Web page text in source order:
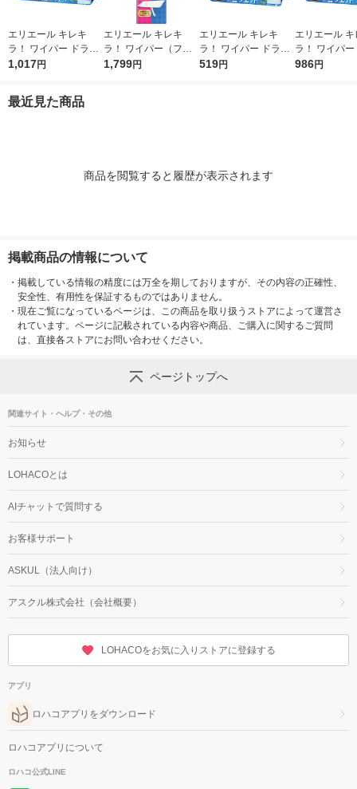
エリエール キレキ
ラ！ ワイパー ドライ
×ウエットシート 1パ
1,017円
エリエール キレキ
ラ！ ワイパー（フロ
ーリングワイパー）
1,799円
エリエール キレキ
ラ！ ワイパー ドライ
×ウエットシート 1パ
519円
エリエール キ
ラ！ ワイパ
×ウエットシ
986円
最近見た商品
商品を閲覧すると履歴が表示されます
掲載商品の情報について
・ 掲載している情報の精度には万全を期しておりますが、その内容の正確性、
安全性、有用性を保証するものではありません。
・ 現在ご覧になっているページは、この商品を取り扱うストアによって運営さ
れています。ページに記載されている内容や商品、ご購入に関するご質問
は、直接各ストアにお問い合わせください。
ページトップへ
関連サイト・ヘルプ・その他
お知らせ
LOHACOとは
AIチャットで質問する
お客様サポート
ASKUL（法人向け）
アスクル株式会社（会社概要）
LOHACOをお気に入りストアに登録する
アプリ
ロハコアプリをダウンロード
ロハコアプリについて
ロハコ公式LINE